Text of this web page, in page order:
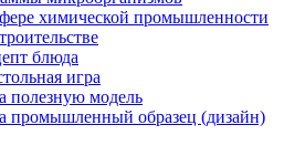
химической промышленности
блюда
игра
полезную модель
промышленный образец (дизайн)